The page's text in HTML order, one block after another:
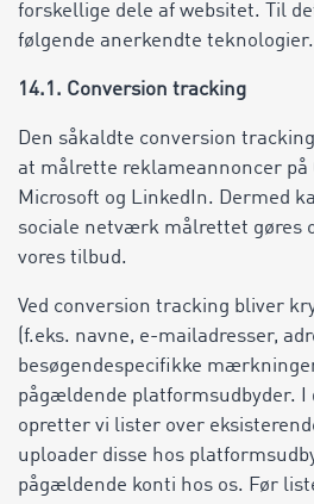
forskellige dele af websitet. Til
følgende anerkendte teknologier.
14.1. Conversion tracking
Den såkaldte conversion
at målrette reklameannoncer på
Microsoft og LinkedIn. Dermed
sociale netværk målrettet gøres
vores tilbud.
Ved conversion tracking bliver
(f.eks. navne, e-mailadresser,
besøgendespecifikke
pågældende platformsudbyder. I
opretter vi lister over
uploader disse hos
pågældende konti hos os. Før